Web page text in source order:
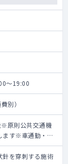
～19:00
別）
※原則公共交通機
ます※車通勤・タ
針を穿刺する施術